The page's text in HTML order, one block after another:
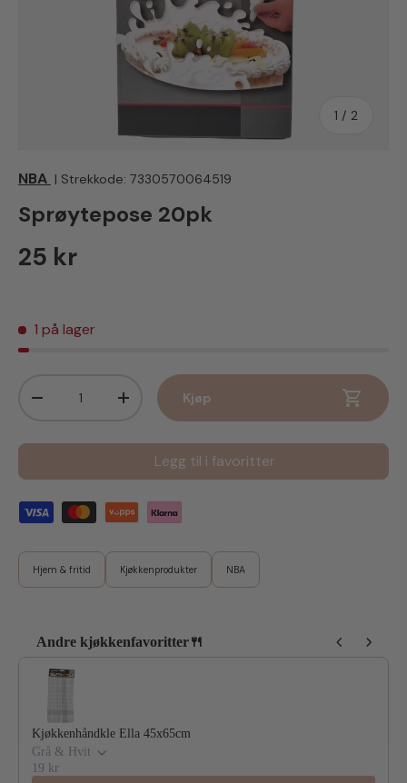
1 / av
2
NBA | Strekkode: 7330570064519
Sprøytepose 20pk
Vanlig pris
25 kr
1 på lager
Senk antall
Øk antall Kjøp
Legg til i favoritter
Hjem & fritid Kjøkkenprodukter NBA
Andre kjøkkenfavoritter🍴
Use the Previous and Next buttons to navigate through product
Kjøkkenhåndkle Ella 45x65cm
Grå & Hvit
19 kr